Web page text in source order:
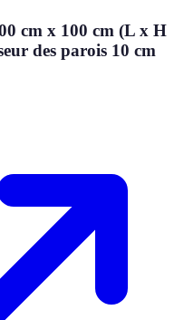
cm x 100 cm (L x H
des parois 10 cm